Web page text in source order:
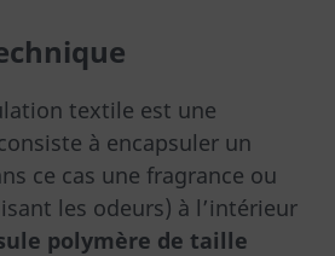
textile est une
à encapsuler un
ce cas une fragrance ou
les odeurs) à l’intérieur
polymère de taille